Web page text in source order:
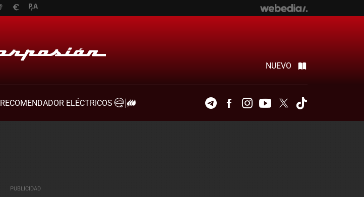
NUEVO
RECOMENDADOR ELÉCTRICOS
TelegramFacebookInstagramYoutubeTwitter